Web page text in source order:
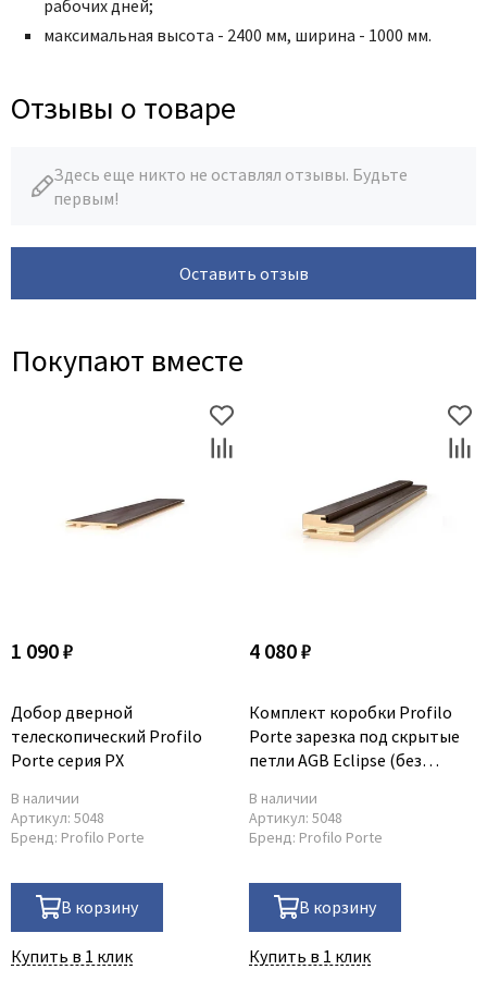
рабочих дней;
максимальная высота - 2400 мм, ширина - 1000 мм.
Отзывы о товаре
Здесь еще никто не оставлял отзывы. Будьте
первым!
Оставить отзыв
Покупают вместе
1 090 ₽
Добор дверной
телескопический Profilo
Porte серия PX
В наличии
Артикул: 5048
Бренд: Profilo Porte
В корзину
Купить в 1 клик
4 080 ₽
Комплект коробки Profilo
Porte зарезка под скрытые
петли AGB Eclipse (без
В наличии
Артикул: 5048
Бренд: Profilo Porte
В корзину
Купить в 1 клик